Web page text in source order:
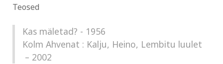
Teosed
Kas mäletad? - 1956
Kolm Ahvenat : Kalju, Heino, Lembitu luulet
– 2002